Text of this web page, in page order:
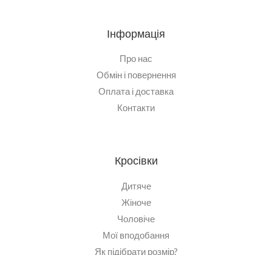
Інформація
Про нас
Обмін і повернення
Оплата і доставка
Контакти
Кросівки
Дитяче
Жіноче
Чоловіче
Мої вподобання
Як підібрати розмір?